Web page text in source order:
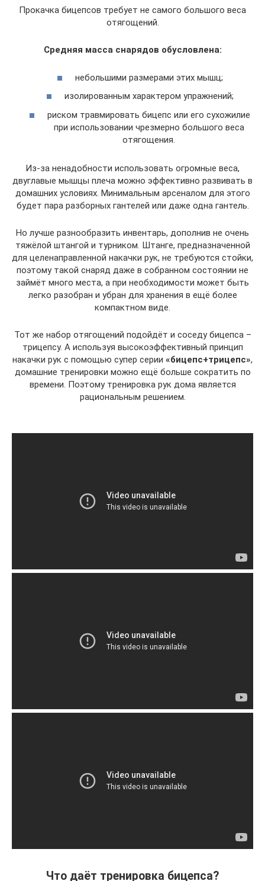
Прокачка бицепсов требует не самого большого веса
отягощений.
Средняя масса снарядов обусловлена:
небольшими размерами этих мышц;
изолированным характером упражнений;
риском травмировать бицепс или его сухожилие
при использовании чрезмерно большого веса
отягощения.
Из-за ненадобности использовать огромные веса,
двуглавые мышцы плеча можно эффективно развивать в
домашних условиях. Минимальным арсеналом для этого
будет пара разборных гантелей или даже одна гантель.
Но лучше разнообразить инвентарь, дополнив не очень
тяжёлой штангой и турником. Штанге, предназначенной
для целенаправленной накачки рук, не требуются стойки,
поэтому такой снаряд даже в собранном состоянии не
займёт много места, а при необходимости может быть
легко разобран и убран для хранения в ещё более
компактном виде.
Тот же набор отягощений подойдёт и соседу бицепса –
трицепсу. А используя высокоэффективный принцип
накачки рук с помощью супер серии «бицепс+трицепс»,
домашние тренировки можно ещё больше сократить по
времени. Поэтому тренировка рук дома является
рациональным решением.
Что даёт тренировка бицепса?